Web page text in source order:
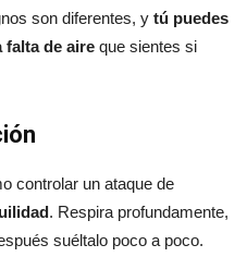
son diferentes, y tú puedes
falta de aire que sientes si
controlar un ataque de
. Respira profundamente,
suéltalo poco a poco.